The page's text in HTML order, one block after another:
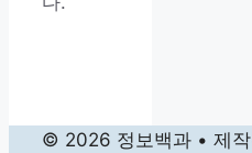
© 2026 정보백과 • 제